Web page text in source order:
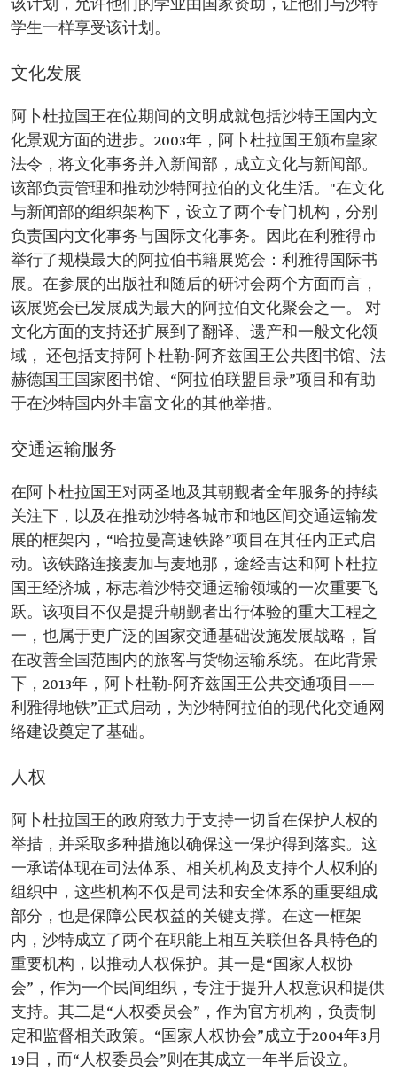
该计划，允许他们的学业由国家资助，让他们与沙特
学生一样享受该计划。
文化发展
阿卜杜拉国王在位期间的文明成就包括沙特王国内文
化景观方面的进步。2003年，阿卜杜拉国王颁布皇家
法令，将文化事务并入新闻部，成立文化与新闻部。
该部负责管理和推动沙特阿拉伯的文化生活。"在文化
与新闻部的组织架构下，设立了两个专门机构，分别
负责国内文化事务与国际文化事务。因此在利雅得市
举行了规模最大的阿拉伯书籍展览会：利雅得国际书
展。在参展的出版社和随后的研讨会两个方面而言，
该展览会已发展成为最大的阿拉伯文化聚会之一。 对
文化方面的支持还扩展到了翻译、遗产和一般文化领
域， 还包括支持阿卜杜勒-阿齐兹国王公共图书馆、法
赫德国王国家图书馆、“阿拉伯联盟目录”项目和有助
于在沙特国内外丰富文化的其他举措。
交通运输服务
在阿卜杜拉国王对两圣地及其朝觐者全年服务的持续
关注下，以及在推动沙特各城市和地区间交通运输发
展的框架内，“哈拉曼高速铁路”项目在其任内正式启
动。该铁路连接麦加与麦地那，途经吉达和阿卜杜拉
国王经济城，标志着沙特交通运输领域的一次重要飞
跃。该项目不仅是提升朝觐者出行体验的重大工程之
一，也属于更广泛的国家交通基础设施发展战略，旨
在改善全国范围内的旅客与货物运输系统。在此背景
下，2013年，阿卜杜勒-阿齐兹国王公共交通项目——
利雅得地铁”正式启动，为沙特阿拉伯的现代化交通网
络建设奠定了基础。
人权
阿卜杜拉国王的政府致力于支持一切旨在保护人权的
举措，并采取多种措施以确保这一保护得到落实。这
一承诺体现在司法体系、相关机构及支持个人权利的
组织中，这些机构不仅是司法和安全体系的重要组成
部分，也是保障公民权益的关键支撑。在这一框架
内，沙特成立了两个在职能上相互关联但各具特色的
重要机构，以推动人权保护。其一是“国家人权协
会”，作为一个民间组织，专注于提升人权意识和提供
支持。其二是“人权委员会”，作为官方机构，负责制
定和监督相关政策。“国家人权协会”成立于2004年3月
19日，而“人权委员会”则在其成立一年半后设立。